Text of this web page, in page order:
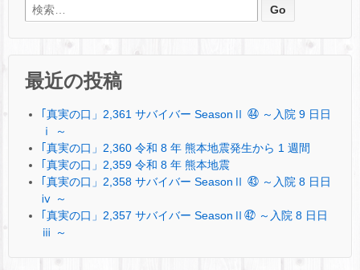
検索:
最近の投稿
｢真実の口」2,361 サバイバー SeasonⅡ ㊹ ～入院 9 日日
ⅰ ～
｢真実の口」2,360 令和 8 年 熊本地震発生から 1 週間
｢真実の口」2,359 令和 8 年 熊本地震
｢真実の口」2,358 サバイバー SeasonⅡ ㊸ ～入院 8 日日
ⅳ ～
｢真実の口」2,357 サバイバー SeasonⅡ㊷ ～入院 8 日日
ⅲ ～